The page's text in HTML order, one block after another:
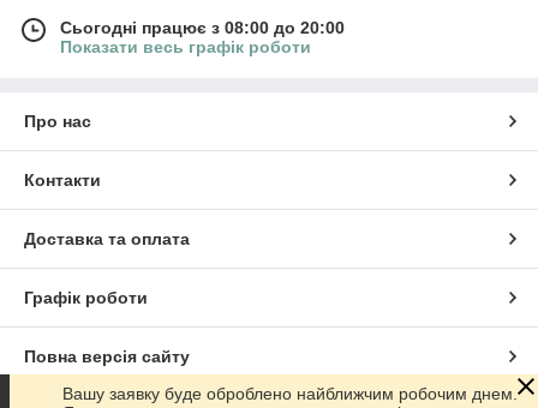
Сьогодні працює з 08:00 до 20:00
Показати весь графік роботи
Про нас
Контакти
Доставка та оплата
Графік роботи
Повна версія сайту
Вашу заявку буде оброблено найближчим робочим днем.